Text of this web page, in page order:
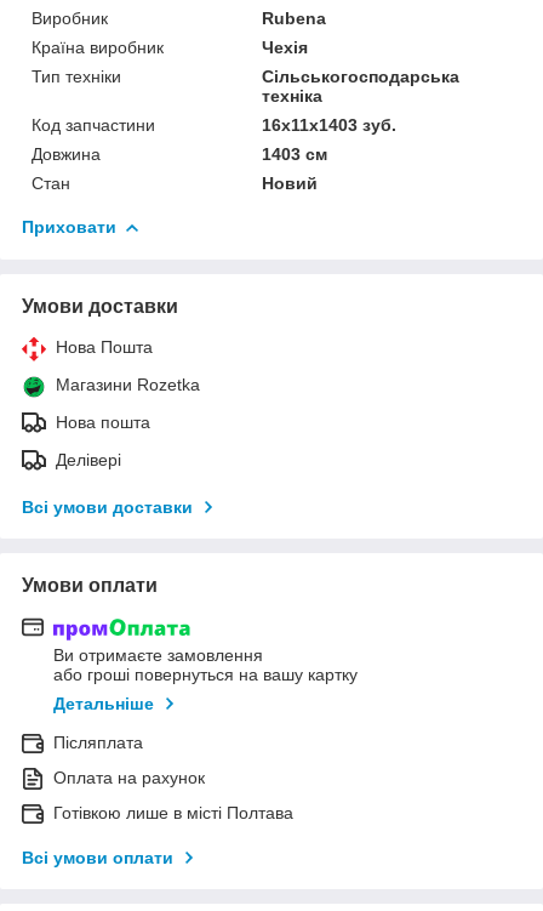
Виробник
Rubena
Країна виробник
Чехія
Тип техніки
Сільськогосподарська
техніка
Код запчастини
16х11х1403 зуб.
Довжина
1403 см
Стан
Новий
Приховати
Умови доставки
Нова Пошта
Магазини Rozetka
Нова пошта
Делівері
Всі умови доставки
Умови оплати
Ви отримаєте замовлення
або гроші повернуться на вашу картку
Детальніше
Післяплата
Оплата на рахунок
Готівкою лише в місті Полтава
Всі умови оплати